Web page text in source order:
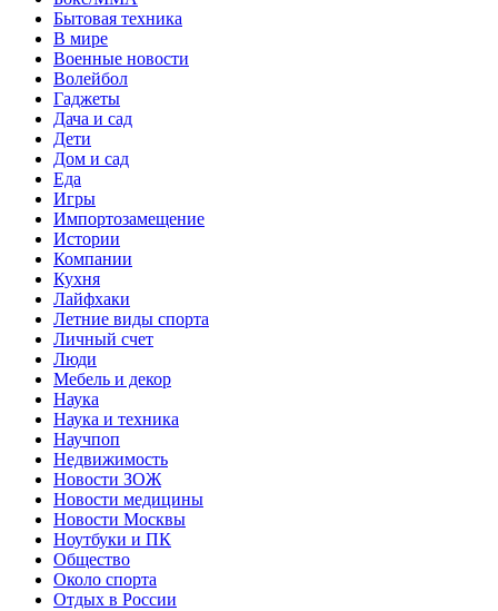
Бытовая техника
В мире
Военные новости
Волейбол
Гаджеты
Дача и сад
Дети
Дом и сад
Еда
Игры
Импортозамещение
Истории
Компании
Кухня
Лайфхаки
Летние виды спорта
Личный счет
Люди
Мебель и декор
Наука
Наука и техника
Научпоп
Недвижимость
Новости ЗОЖ
Новости медицины
Новости Москвы
Ноутбуки и ПК
Общество
Около спорта
Отдых в России